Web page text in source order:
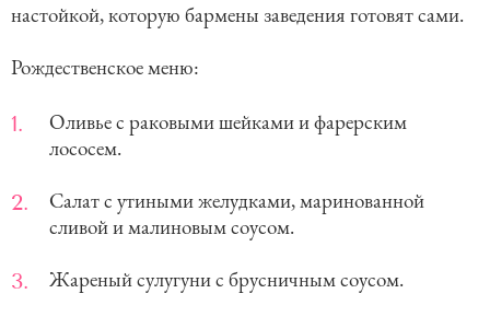
настойкой, которую бармены заведения готовят сами.
Рождественское меню:
Оливье с раковыми шейками и фарерским
лососем.
Салат с утиными желудками, маринованной
сливой и малиновым соусом.
Жареный сулугуни с брусничным соусом.